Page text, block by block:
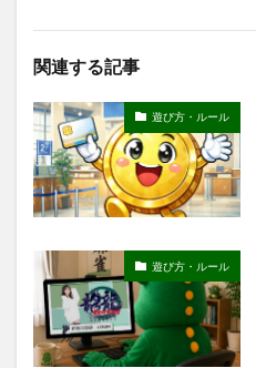
関連する記事
遊び方・ルール
遊び方・ルール